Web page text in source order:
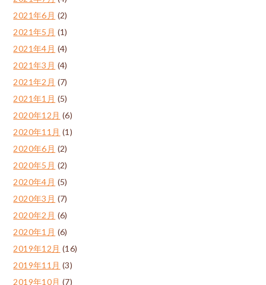
2021年6月 (2)
2021年5月 (1)
2021年4月 (4)
2021年3月 (4)
2021年2月 (7)
2021年1月 (5)
2020年12月 (6)
2020年11月 (1)
2020年6月 (2)
2020年5月 (2)
2020年4月 (5)
2020年3月 (7)
2020年2月 (6)
2020年1月 (6)
2019年12月 (16)
2019年11月 (3)
2019年10月 (7)